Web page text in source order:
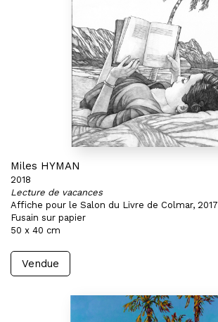
Miles HYMAN
2018
Lecture de vacances
Affiche pour le Salon du Livre de Colmar, 2017
Fusain sur papier
50 x 40 cm
Vendue